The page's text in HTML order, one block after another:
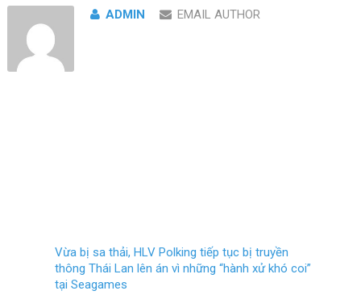
ADMIN EMAIL AUTHOR
Vừa bị sa thải, HLV Polking tiếp tục bị truyền
thông Thái Lan lên án vì những “hành xử khó coi”
tại Seagames